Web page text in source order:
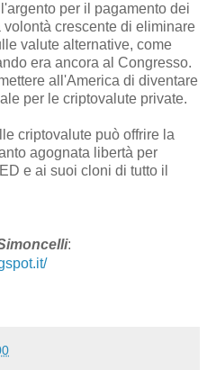
per il pagamento dei
crescente di eliminare
valute alternative, come
era ancora al Congresso.
all'America di diventare
per le criptovalute private.
criptovalute può offrire la
agognata libertà per
e ai suoi cloni di tutto il
: